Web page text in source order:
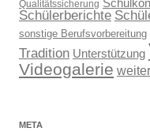
Qualitätssicherung
Schülerberichte
sonstige Berufsvorbereitung
Tradition Unterstützung
Videogalerie
META